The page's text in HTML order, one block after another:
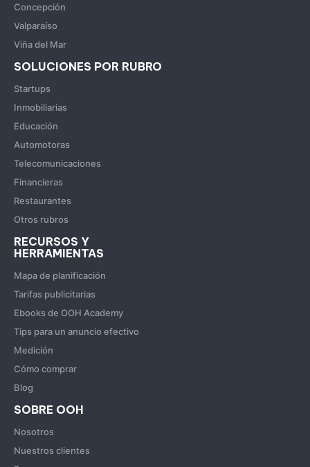
Concepción
Valparaíso
Viña del Mar
SOLUCIONES POR RUBRO
Startups
Inmobiliarias
Educación
Automotoras
Telecomunicaciones
Financieras
Restaurantes
Otros rubros
RECURSOS Y
HERRAMIENTAS
Mapa de planificación
Tarifas publicitarias
Ebooks de OOH Academy
Tips para un anuncio efectivo
Medición
Cómo comprar
Blog
SOBRE OOH
Nosotros
Nuestros clientes